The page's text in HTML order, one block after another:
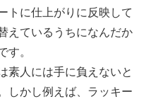
トに仕上がりに反映して
えているうちになんだか
す。
素人には手に負えないと
しかし例えば、ラッキー